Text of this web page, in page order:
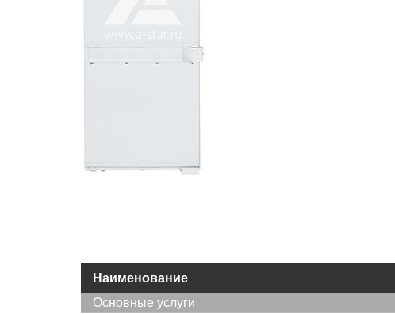
Наименование
Основные услуги